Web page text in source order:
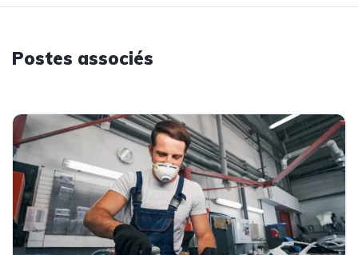
Postes associés